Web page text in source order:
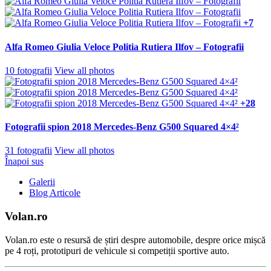
+7
Alfa Romeo Giulia Veloce Politia Rutiera Ilfov – Fotografii
10 fotografii View all photos
+28
Fotografii spion 2018 Mercedes-Benz G500 Squared 4×4²
31 fotografii View all photos
Înapoi sus
Galerii
Blog Articole
Volan.ro
Volan.ro este o resursă de știri despre automobile, despre orice mișcă
pe 4 roți, prototipuri de vehicule si competiții sportive auto.